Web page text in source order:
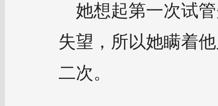
她想起第一次试
失望，所以她瞒着
二次。